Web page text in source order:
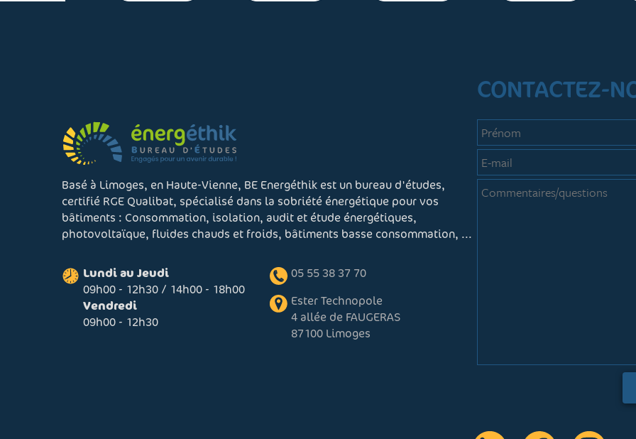
Basé à Limoges, en Haute-Vienne, BE Energéthik est un bureau d'études,
certifié RGE Qualibat, spécialisé dans la sobriété énergétique pour vos
bâtiments : Consommation, isolation, audit et étude énergétiques,
photovoltaïque, fluides chauds et froids, bâtiments basse consommation, ...
Lundi au Jeudi
09h00 - 12h30 / 14h00 - 18h00
Vendredi
09h00 - 12h30
05 55 38 37 70
Ester Technopole
4 allée de FAUGERAS
87100 Limoges
CONTACTEZ-